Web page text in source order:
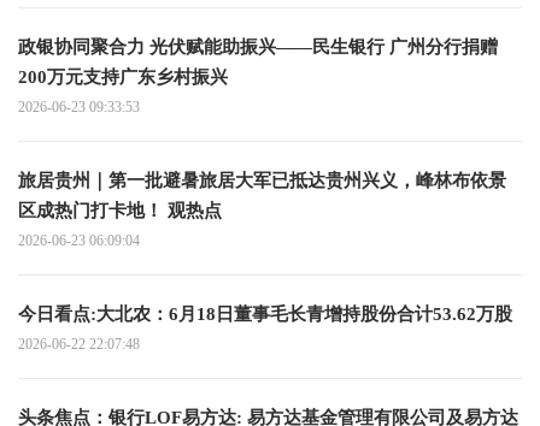
政银协同聚合力 光伏赋能助振兴——民生银行 广州分行捐赠
200万元支持广东乡村振兴
2026-06-23 09:33:53
旅居贵州｜第一批避暑旅居大军已抵达贵州兴义，峰林布依景
区成热门打卡地！ 观热点
2026-06-23 06:09:04
今日看点:大北农：6月18日董事毛长青增持股份合计53.62万股
2026-06-22 22:07:48
头条焦点：银行LOF易方达: 易方达基金管理有限公司及易方达